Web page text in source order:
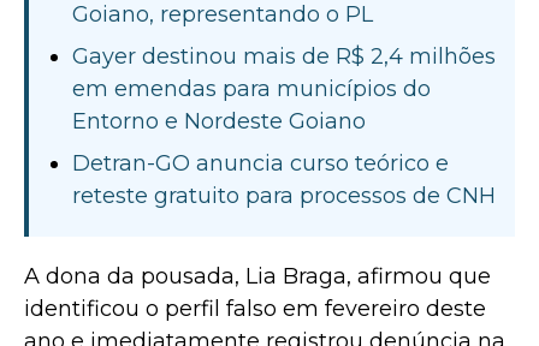
Goiano, representando o PL
Gayer destinou mais de R$ 2,4 milhões
em emendas para municípios do
Entorno e Nordeste Goiano
Detran-GO anuncia curso teórico e
reteste gratuito para processos de CNH
A dona da pousada, Lia Braga, afirmou que
identificou o perfil falso em fevereiro deste